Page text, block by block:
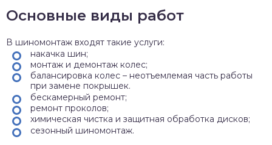
Основные виды работ
В шиномонтаж входят такие услуги:
накачка шин;
монтаж и демонтаж колес;
балансировка колес – неотъемлемая часть работы
при замене покрышек.
бескамерный ремонт;
ремонт проколов;
химическая чистка и защитная обработка дисков;
сезонный шиномонтаж.